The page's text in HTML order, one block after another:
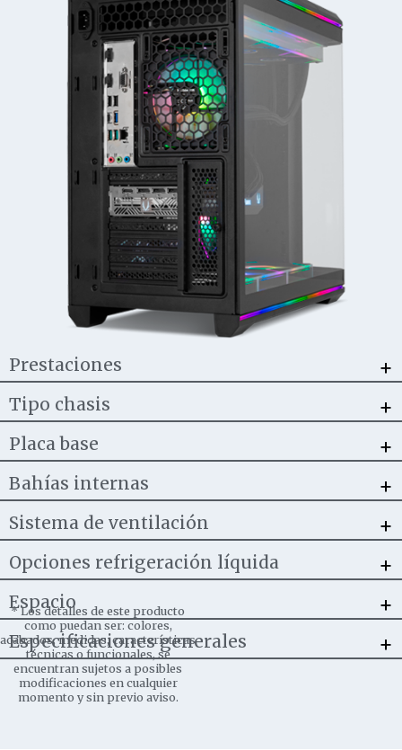
Prestaciones +
Tipo chasis +
Placa base +
Bahías internas +
Sistema de ventilación +
Opciones refrigeración líquida +
Espacio +
Especificaciones generales +
*Los detalles de este producto
como puedan ser: colores,
acabados, medidas, características
técnicas o funcionales, se
encuentran sujetos a posibles
modificaciones en cualquier
momento y sin previo aviso.